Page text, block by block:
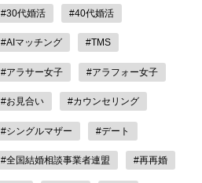
#30代婚活 #40代婚活
#AIマッチング #TMS
#アラサー女子 #アラフォー女子
#お見合い #カウンセリング
#シングルマザー #デート
#全国結婚相談事業者連盟 #再再婚